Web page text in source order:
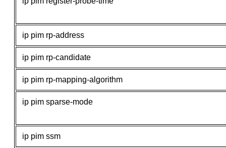
ip pim rp-address
ip pim rp-candidate
ip pim rp-mapping-algorithm
ip pim sparse-mode
ip pim ssm